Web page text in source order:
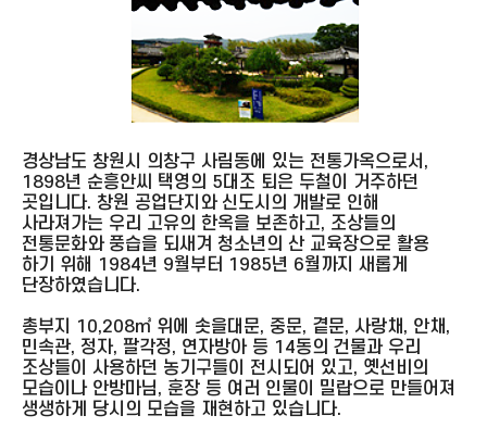
경상남도 창원시 의창구 사림동에 있는 전통가옥으로서,
1898년 순흥안씨 택영의 5대조 퇴은 두철이 거주하던
곳입니다. 창원 공업단지와 신도시의 개발로 인해
사라져가는 우리 고유의 한옥을 보존하고, 조상들의
전통문화와 풍습을 되새겨 청소년의 산 교육장으로 활용
하기 위해 1984년 9월부터 1985년 6월까지 새롭게
단장하였습니다.
총부지 10,208㎥ 위에 솟을대문, 중문, 곁문, 사랑채, 안채,
민속관, 정자, 팔각정, 연자방아 등 14동의 건물과 우리
조상들이 사용하던 농기구들이 전시되어 있고, 옛선비의
모습이나 안방마님, 훈장 등 여러 인물이 밀랍으로 만들어져
생생하게 당시의 모습을 재현하고 있습니다.